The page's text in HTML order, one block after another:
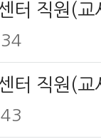
터 직원(교